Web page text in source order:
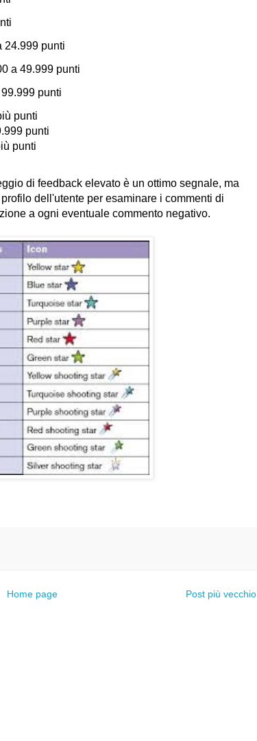
24.999 punti
a 49.999 punti
punti
punti
punti
punti
di feedback elevato è un ottimo segnale, ma
dell'utente per esaminare i commenti di
a ogni eventuale commento negativo.
Post più vecchio
Home page